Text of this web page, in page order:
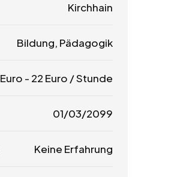
Kirchhain
Bildung, Pädagogik
Euro - 22 Euro / Stunde
01/03/2099
Keine Erfahrung